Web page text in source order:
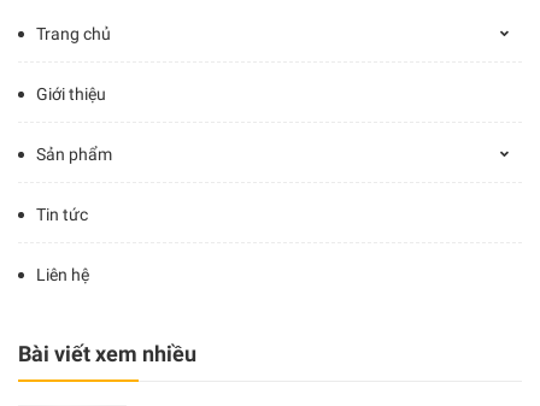
Trang chủ
Giới thiệu
Sản phẩm
Tin tức
Liên hệ
Bài viết xem nhiều